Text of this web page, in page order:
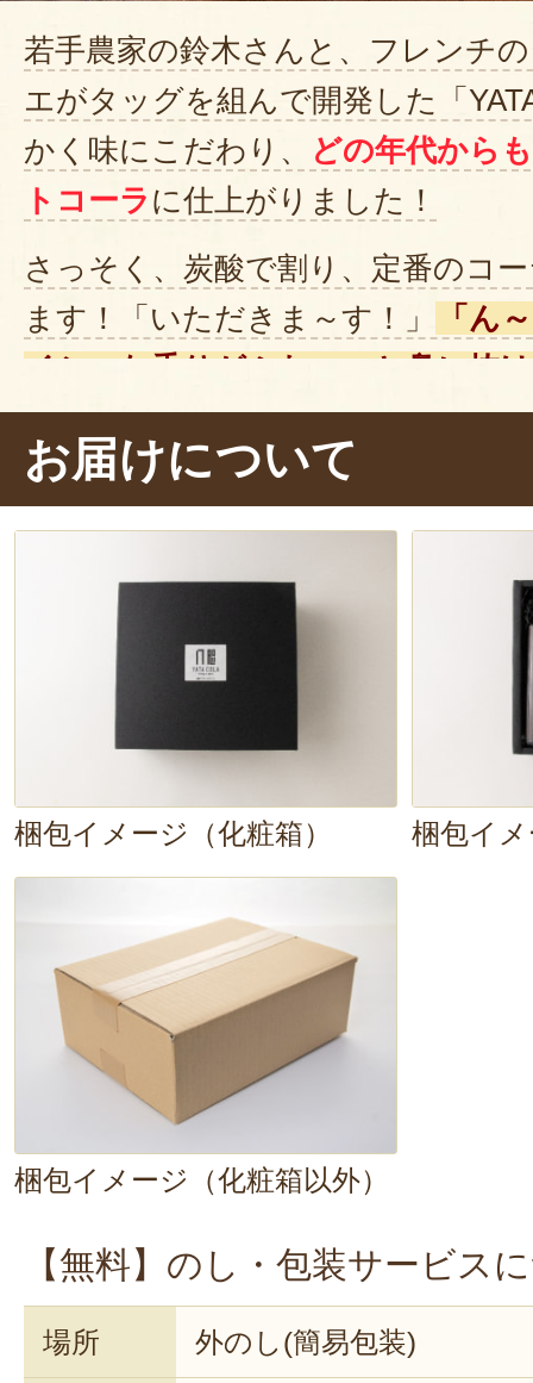
若手農家の鈴木さんと、フレンチ
エがタッグを組んで開発した「
かく味にこだわり、
どの年代から
トコーラ に仕上がりました！
さっそく、炭酸で割り、定番のコ
ます！「いただきま～す！」
「ん
イシーな香りがふわ～っと鼻に抜
モンやライムの酸味が広がります
これは、ご家族皆さんで美味しく
ラですね！夏には冷たいコーラと
や牛乳で割って飲むと、スパイス
カ温まりますよ～。
お届けについて
梱包イメージ（化粧箱） 梱包イ
梱包イメージ（化粧箱以外）
【無料】のし・包装サービス
場所 外のし(簡易包装)